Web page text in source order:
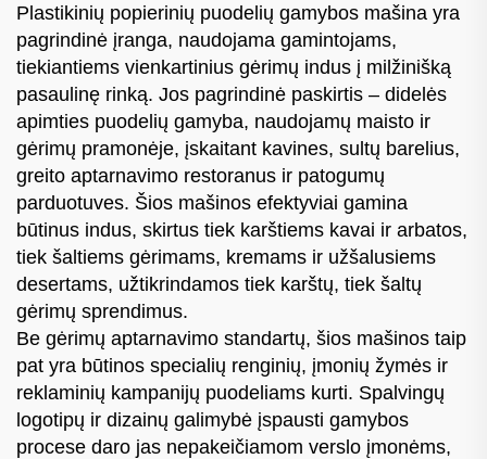
Plastikinių popierinių puodelių gamybos mašina yra
pagrindinė įranga, naudojama gamintojams,
tiekiantiems vienkartinius gėrimų indus į milžinišką
pasaulinę rinką. Jos pagrindinė paskirtis – didelės
apimties puodelių gamyba, naudojamų maisto ir
gėrimų pramonėje, įskaitant kavines, sultų barelius,
greito aptarnavimo restoranus ir patogumų
parduotuves. Šios mašinos efektyviai gamina
būtinus indus, skirtus tiek karštiems kavai ir arbatos,
tiek šaltiems gėrimams, kremams ir užšalusiems
desertams, užtikrindamos tiek karštų, tiek šaltų
gėrimų sprendimus.
Be gėrimų aptarnavimo standartų, šios mašinos taip
pat yra būtinos specialių renginių, įmonių žymės ir
reklaminių kampanijų puodeliams kurti. Spalvingų
logotipų ir dizainų galimybė įspausti gamybos
procese daro jas nepakeičiamom verslo įmonėms,